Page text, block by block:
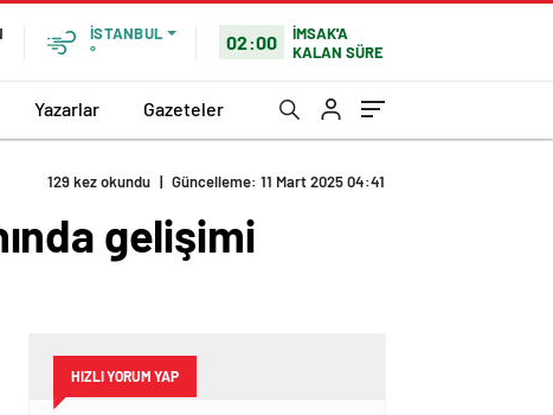
İSTANBUL
°
02:00
İMSAK'A
KALAN SÜRE
Yazarlar Gazeteler
129 kez okundu | Güncelleme: 11 Mart 2025 04:41
gelişimi
HIZLI YORUM YAP